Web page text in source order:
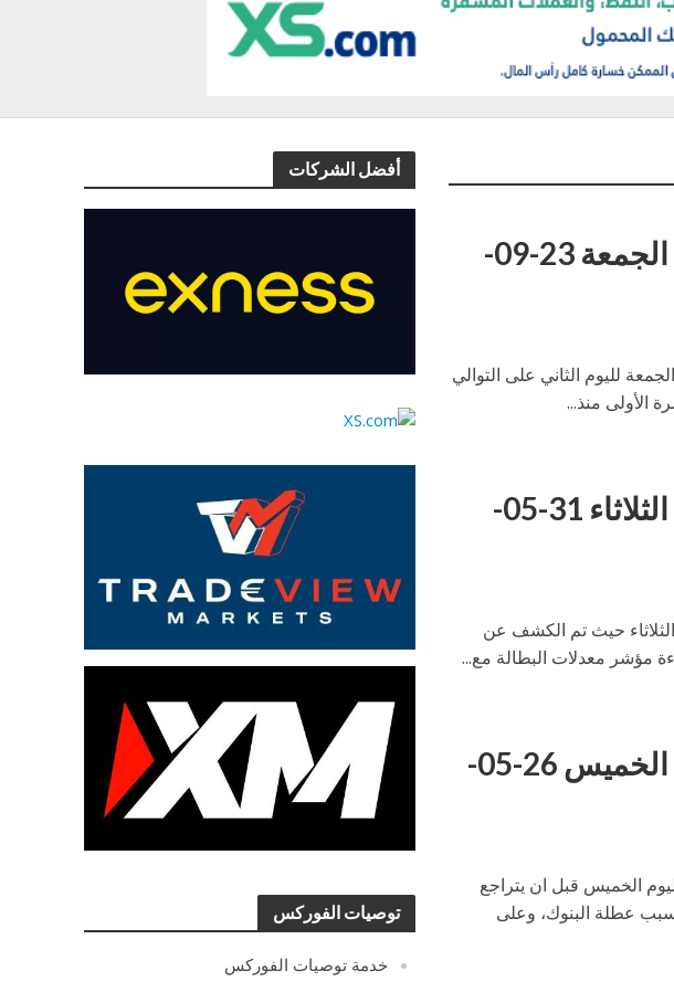
أفضل الشركات
توصيات الفوركس
خدمة توصيات الفوركس
التحليل اليومي لزوج الفرنك ين – الجمعة 23-09-
لليوم الثاني على التوالي
الأولى منذ...
التحليل اليومي لزوج الفرنك ين – الثلاثاء 31-05-
الثلاثاء حيث تم الكشف عن
مؤشر معدلات البطالة مع...
التحليل اليومي لزوج الفرنك ين – الخميس 26-05-
الخميس قبل ان يتراجع
عطلة البنوك، وعلى